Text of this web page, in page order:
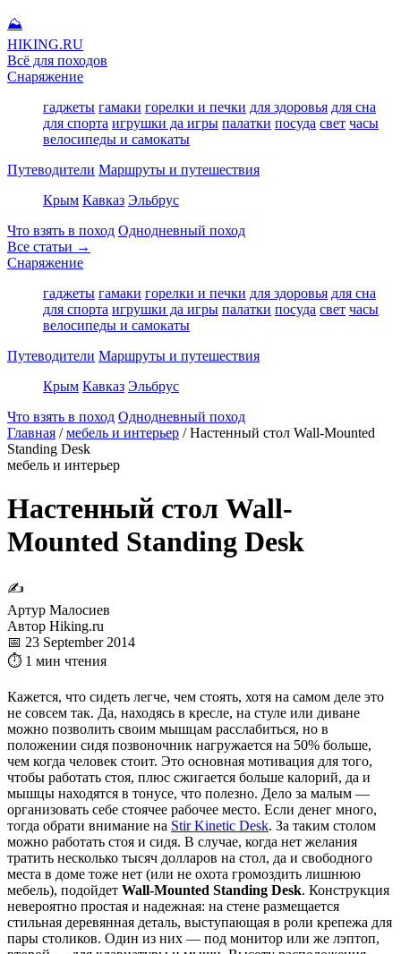
⛰
HIKING.RU
Всё для походов
Снаряжение
гаджеты гамаки горелки и печки для здоровья для сна
для спорта игрушки да игры палатки посуда свет часы
велосипеды и самокаты
Путеводители Маршруты и путешествия
Крым Кавказ Эльбрус
Что взять в поход Однодневный поход
Все статьи →
Снаряжение
гаджеты гамаки горелки и печки для здоровья для сна
для спорта игрушки да игры палатки посуда свет часы
велосипеды и самокаты
Путеводители Маршруты и путешествия
Крым Кавказ Эльбрус
Что взять в поход Однодневный поход
Главная / мебель и интерьер / Настенный стол Wall-Mounted
Standing Desk
мебель и интерьер
Настенный стол Wall-
Mounted Standing Desk
✍
Артур Малосиев
Автор Hiking.ru
📅 23 September 2014
⏱ 1 мин чтения
Кажется, что сидеть легче, чем стоять, хотя на самом деле это
не совсем так. Да, находясь в кресле, на стуле или диване
можно позволить своим мышцам расслабиться, но в
положении сидя позвоночник нагружается на 50% больше,
чем когда человек стоит. Это основная мотивация для того,
чтобы работать стоя, плюс сжигается больше калорий, да и
мышцы находятся в тонусе, что полезно. Дело за малым —
организовать себе стоячее рабочее место. Если денег много,
тогда обрати внимание на Stir Kinetic Desk. За таким столом
можно работать стоя и сидя. В случае, когда нет желания
тратить несколько тысяч долларов на стол, да и свободного
места в доме тоже нет (или не охота громоздить лишнюю
мебель), подойдет Wall-Mounted Standing Desk. Конструкция
невероятно простая и надежная: на стене размещается
стильная деревянная деталь, выступающая в роли крепежа для
пары столиков. Один из них — под монитор или же лэптоп,